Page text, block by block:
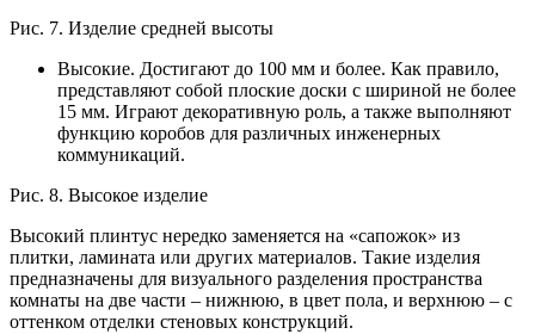
Рис. 7. Изделие средней высоты
Высокие. Достигают до 100 мм и более. Как правило,
представляют собой плоские доски с шириной не более
15 мм. Играют декоративную роль, а также выполняют
функцию коробов для различных инженерных
коммуникаций.
Рис. 8. Высокое изделие
Высокий плинтус нередко заменяется на «сапожок» из
плитки, ламината или других материалов. Такие изделия
предназначены для визуального разделения пространства
комнаты на две части – нижнюю, в цвет пола, и верхнюю – с
оттенком отделки стеновых конструкций.